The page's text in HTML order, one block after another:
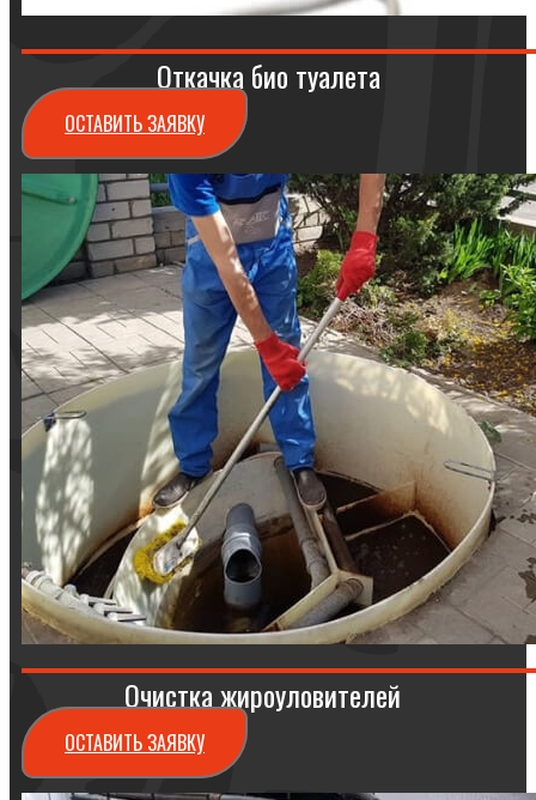
Откачка био туалета
ОСТАВИТЬ ЗАЯВКУ
Очистка жироуловителей
ОСТАВИТЬ ЗАЯВКУ